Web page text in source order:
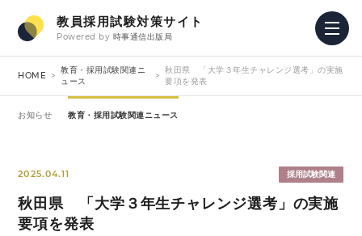
教員採用試験対策サイト
Powered by 時事通信出版局
HOME
教育・採用試験関連ニ
ュース
秋田県 「大学３年生チャレンジ選考」の実施
要項を発表
お知らせ 教育・採用試験関連ニュース
2025.04.11 採用試験関連
秋田県 「大学３年生チャレンジ選考」の実施
要項を発表